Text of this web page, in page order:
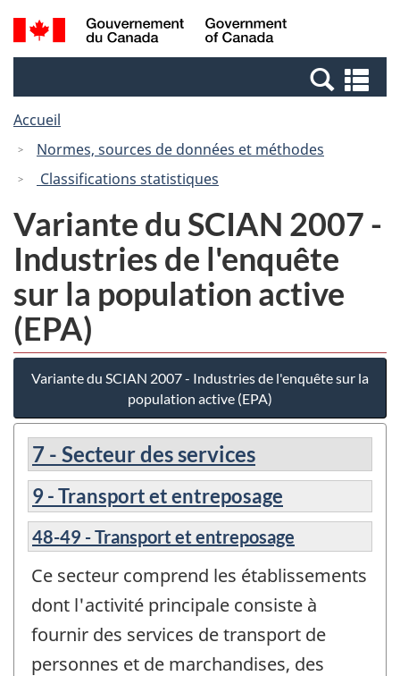
Passer
au
Passer
à
Canada
Recherche
et
et
Accueil
Normes, sources de données et méthodes
Classifications statistiques
Variante du SCIAN 2007 -
Industries de l'enquête
sur la population active
(EPA)
Variante du SCIAN 2007 - Industries de l'enquête sur la
population active (EPA)
7 - Secteur des services
9 - Transport et entreposage
48-49 - Transport et entreposage
Ce secteur comprend les établissements
dont l'activité principale consiste à
fournir des services de transport de
personnes et de marchandises, des